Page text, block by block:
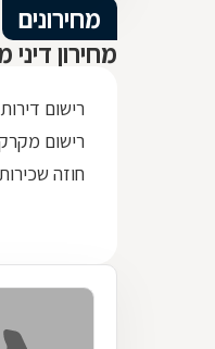
מחירונים
מחירון
רישום
רישום
חוזה